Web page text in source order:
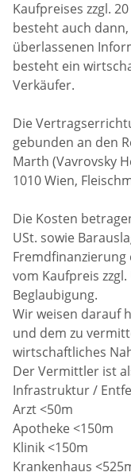
Kaufpreises zzgl.
besteht auch
überlassenen
besteht ein
Verkäufer.
Die
gebunden an den
Marth (Vavrovsky
1010 Wien,
Die Kosten
USt. sowie
vom Kaufpreis
Beglaubigung.
Wir weisen darauf
und dem zu
wirtschaftliches
Der Vermittler ist
Infrastruktur /
Arzt <50m
Apotheke <150m
Klinik <150m
Krankenhaus